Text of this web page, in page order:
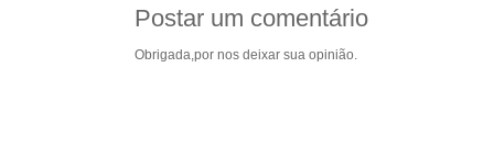
Postar um comentário
Obrigada,por nos deixar sua opinião.